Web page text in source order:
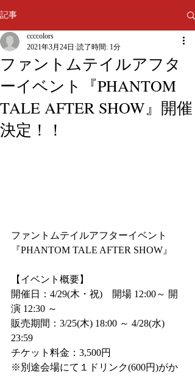
記事
ファントムテイルアフタ
ーイベント『PHANTOM
TALE AFTER SHOW』開催
決定！！
ccccolors
2021年3月24日 読了時間: 1分
ファントムテイルアフターイベント
『PHANTOM TALE AFTER SHOW』
【イベント概要】
開催日：4/29(木・祝)　開場 12:00～ 開
演 12:30 ～
販売期間：3/25(木) 18:00 ～ 4/28(水)
23:59
チケット料金：3,500円
※別途会場にて１ドリンク(600円)がか